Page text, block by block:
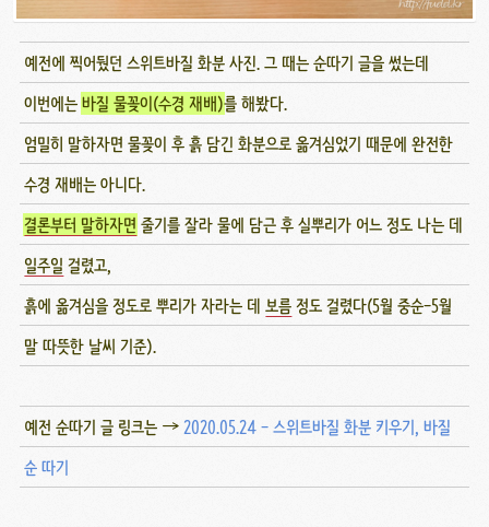
예전에 찍어뒀던 스위트바질 화분 사진. 그 때는 순따기 글을 썼는데
이번에는바질 물꽂이(수경 재배)를 해봤다.
엄밀히 말하자면 물꽂이 후 흙 담긴 화분으로 옮겨심었기 때문에 완전한
수경 재배는 아니다.
결론부터 말하자면 줄기를 잘라 물에 담근 후 실뿌리가 어느 정도 나는 데
일주일 걸렸고,
흙에 옮겨심을 정도로 뿌리가 자라는 데보름정도 걸렸다(5월 중순-5월
말 따뜻한 날씨 기준).
예전 순따기 글 링크는 → 2020.05.24 - 스위트바질 화분 키우기, 바질
순 따기